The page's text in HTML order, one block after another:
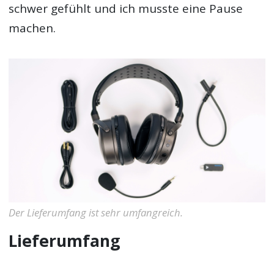
schwer gefühlt und ich musste eine Pause
machen.
Der Lieferumfang ist sehr umfangreich.
Lieferumfang